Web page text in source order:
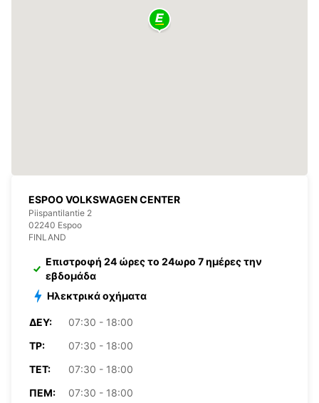
ESPOO VOLKSWAGEN CENTER
Piispantilantie 2
02240 Espoo
FINLAND
Επιστροφή 24 ώρες το 24ωρο 7 ημέρες την
εβδομάδα
Ηλεκτρικά οχήματα
ΔΕΥ:
07:30 - 18:00
ΤΡ:
07:30 - 18:00
ΤΕΤ:
07:30 - 18:00
ΠΈΜ:
07:30 - 18:00